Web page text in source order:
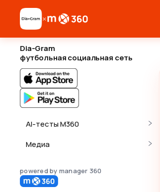
×
Dia-Gram
футбольная социальная сеть
AI-тесты M360
Медиа
powered by manager 360